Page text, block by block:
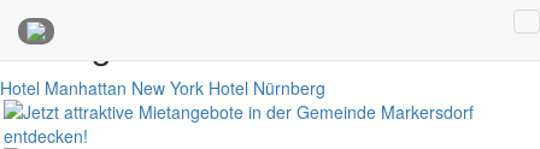
Anzeigen
Hotel Manhattan New York Hotel Nürnberg